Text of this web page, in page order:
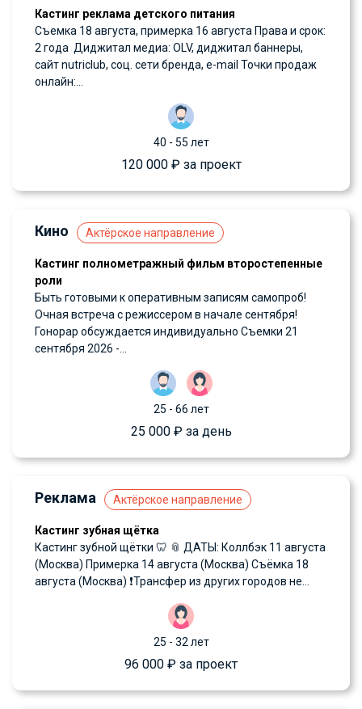
Кастинг реклама детского питания
Съемка 18 августа, примерка 16 августа Права и срок:
2 года Диджитал медиа: OLV, диджитал баннеры,
сайт nutriclub, соц. сети бренда, e-mail Точки продаж
онлайн:...
40 - 55 лет
120 000 ₽ за проект
Кино Актёрское направление
Кастинг полнометражный фильм второстепенные
роли
Быть готовыми к оперативным записям самопроб!
Очная встреча с режиссером в начале сентября!
Гонорар обсуждается индивидуально Съемки 21
сентября 2026 -...
25 - 66 лет
25 000 ₽ за день
Реклама Актёрское направление
Кастинг зубная щётка
Кастинг зубной щётки 🦷 📎 ДАТЫ: Коллбэк 11 августа
(Москва) Примерка 14 августа (Москва) Съёмка 18
августа (Москва) ❗️Трансфер из других городов не...
25 - 32 лет
96 000 ₽ за проект